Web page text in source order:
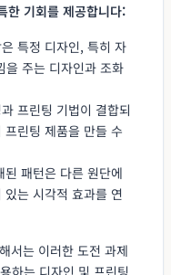
한 기회를 제공합니다:
특정 디자인, 특히 자
을 주는 디자인과 조화
프린팅 기법이 결합되
린팅 제품을 만들 수
된 패턴은 다른 원단에
는 시각적 효과를 연
서는 이러한 도전 과제
하는 디자인 및 프린팅